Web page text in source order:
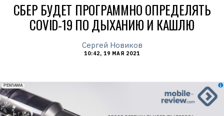
СБЕР БУДЕТ ПРОГРАММНО ОПРЕДЕЛЯТЬ
COVID-19 ПО ДЫХАНИЮ И КАШЛЮ
Сергей Новиков
10:42, 19 МАЯ 2021
erid: 2VfnxxmNzs5
РЕКЛАМА